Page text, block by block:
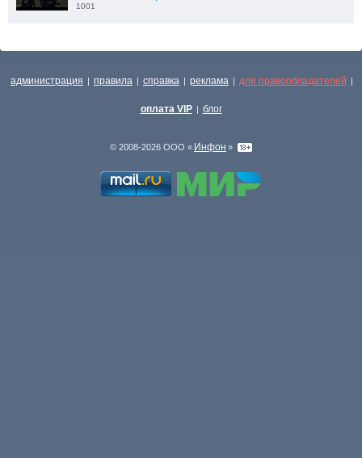
1001
администрация | правила | справка | реклама | для правообладателей |
оплата VIP | блог
© 2008-2026 ООО « Инфон »